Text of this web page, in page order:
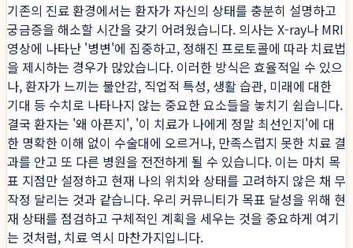
기존의 진료 환경에서는 환자가 자신의 상태를 충분히 설명하고
궁금증을 해소할 시간을 갖기 어려웠습니다. 의사는 X-ray나 MRI
영상에 나타난 '병변'에 집중하고, 정해진 프로토콜에 따라 치료법
을 제시하는 경우가 많았습니다. 이러한 방식은 효율적일 수 있으
나, 환자가 느끼는 불안감, 직업적 특성, 생활 습관, 미래에 대한
기대 등 수치로 나타나지 않는 중요한 요소들을 놓치기 쉽습니다.
결국 환자는 '왜 아픈지', '이 치료가 나에게 정말 최선인지'에 대
한 명확한 이해 없이 수술대에 오르거나, 만족스럽지 못한 치료 결
과를 안고 또 다른 병원을 전전하게 될 수 있습니다. 이는 마치 목
표 지점만 설정하고 현재 나의 위치와 상태를 고려하지 않은 채 무
작정 달리는 것과 같습니다. 우리 커뮤니티가 목표 달성을 위해 현
재 상태를 점검하고 구체적인 계획을 세우는 것을 중요하게 여기
는 것처럼, 치료 역시 마찬가지입니다.